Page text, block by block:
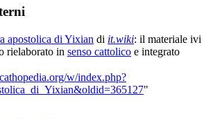
apostolica di Yixian di it.wiki: il materiale ivi
rielaborato in senso cattolico e integrato
w/index.php?
"